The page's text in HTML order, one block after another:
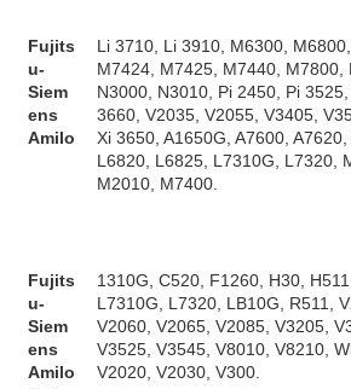
Fujits
u-
Siem
ens
Amilo
Li 3710, Li 3910, M6300,
M7424, M7425, M7440, M7800,
N3000, N3010, Pi 2450, Pi
3660, V2035, V2055, V3405,
Xi 3650, A1650G, A7600, A7620,
L6820, L6825, L7310G, L7320,
M2010, M7400.
Fujits
u-
Siem
ens
Amilo
1310G, C520, F1260, H30,
L7310G, L7320, LB10G, R511,
V2060, V2065, V2085, V3205,
V3525, V3545, V8010, V8210,
V2020, V2030, V300.